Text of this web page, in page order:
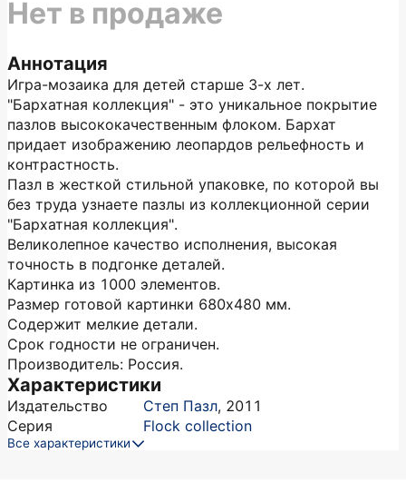
Аннотация
Игра-мозаика для детей старше 3-х лет.
"Бархатная коллекция" - это уникальное покрытие
пазлов высококачественным флоком. Бархат
придает изображению леопардов рельефность и
контрастность.
Пазл в жесткой стильной упаковке, по которой вы
без труда узнаете пазлы из коллекционной серии
"Бархатная коллекция".
Великолепное качество исполнения, высокая
точность в подгонке деталей.
Картинка из 1000 элементов.
Размер готовой картинки 680х480 мм.
Содержит мелкие детали.
Срок годности не ограничен.
Производитель: Россия.
Характеристики
Издательство Степ Пазл, 2011
Серия
Flock collection
Все характеристики
Нет в продаже